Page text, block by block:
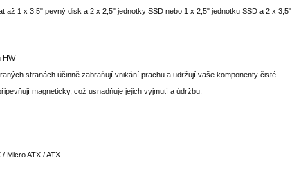
až 1 x 3,5" pevný disk a 2 x 2,5" jednotky SSD nebo 1 x 2,5" jednotku SSD a 2 x 3,5"
HW
stranách účinně zabraňují vnikání prachu a udržují vaše komponenty čisté.
magneticky, což usnadňuje jejich vyjmutí a údržbu.
Micro ATX / ATX